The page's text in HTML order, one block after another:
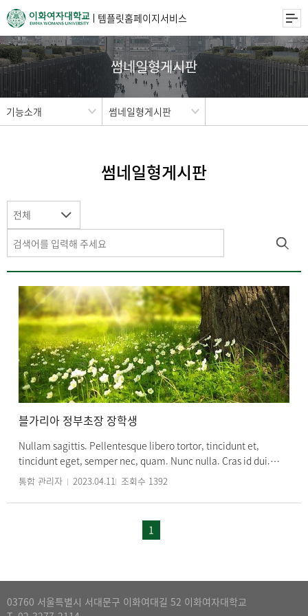
템플릿홈페이지서비스
썸네일형게시판
기능소개 썸네일형게시판
썸네일형게시판
전체
블가리아 정부초장 장학생
Nullam sagittis. Pellentesque libero tortor, tincidunt et,
tincidunt eget, semper nec, quam. Nunc nulla. Cras id dui.
Curabitur nisi. Sed in libero ut nibh placerat accumsan. In
Morbi mattis ullamcorper velit. Phasellus consectetuer
vestibulum elit. Sed hendrerit. Nunc sed turpis. Aliquam
lobortis. Fusce ac felis sit amet ligula pharetra condimentum.
sapien ut libero venenatis faucibus. Ut tincidunt tincidunt erat.
Donec posuere vulputate arcu. Praesent porttitor, nulla vitae
posuere iaculis, arcu nisl dignissim dolor, a pretium mi sem ut
통합 관리자 2023.04.11 조회수 1392
1
03760 서울특별시 서대문구 이화여대길 52 이화여자대학교